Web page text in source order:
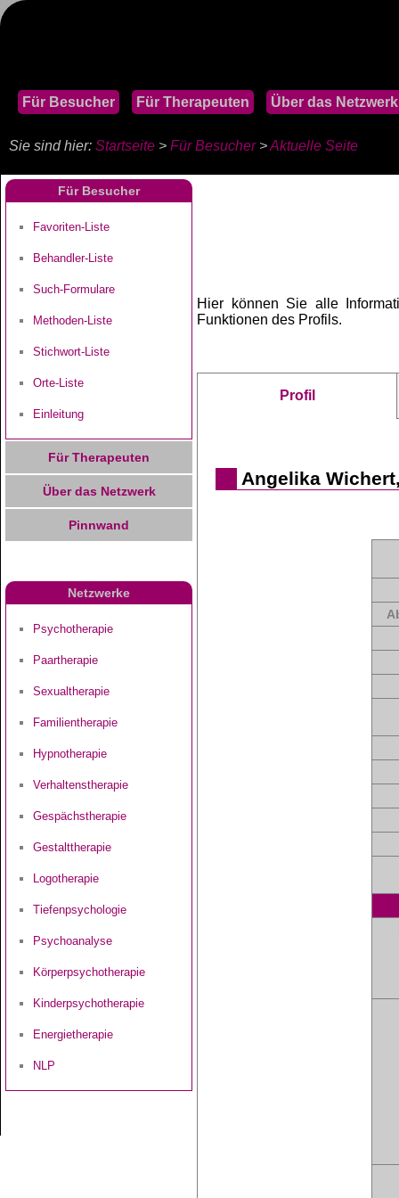
Für Besucher Für Therapeuten Über das Netzwerk
Sie sind hier: Startseite > Für Besucher>Aktuelle Seite
Für Besucher
Favoriten-Liste
Behandler-Liste
Such-Formulare
Methoden-Liste
Stichwort-Liste
Orte-Liste
Einleitung
Für Therapeuten
Über das Netzwerk
Pinnwand
Netzwerke
Psychotherapie
Paartherapie
Sexualtherapie
Familientherapie
Hypnotherapie
Verhaltenstherapie
Gespächstherapie
Gestalttherapie
Logotherapie
Tiefenpsychologie
Psychoanalyse
Körperpsychotherapie
Kinderpsychotherapie
Energietherapie
NLP
Hier können Sie alle
Funktionen des Profils.
Profil
Angelika